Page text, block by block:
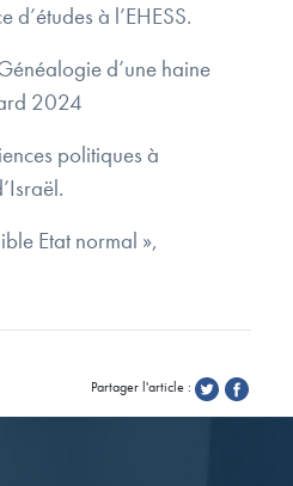
à l’EHESS.
d’une haine
2024
politiques à
Etat normal »,
Partager l'article :